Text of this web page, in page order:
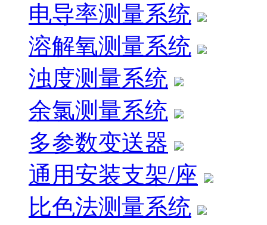
电导率测量系统
溶解氧测量系统
浊度测量系统
余氯测量系统
多参数变送器
通用安装支架/座
比色法测量系统